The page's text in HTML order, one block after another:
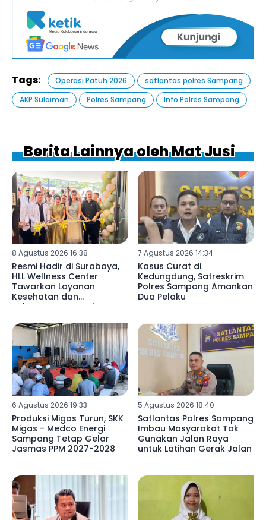
Tags: Operasi Patuh 2026
satlantas polres Sampang
AKP Sulaiman
Polres Sampang Info Polres Sampang
Berita Lainnya oleh Mat Jusi
8 Agustus 2026 16:38
Resmi Hadir di Surabaya,
HLL Wellness Center
Tawarkan Layanan
Kesehatan dan
Kebugaran Terpadu
7 Agustus 2026 14:34
Kasus Curat di
Kedungdung, Satreskrim
Polres Sampang Amankan
Dua Pelaku
6 Agustus 2026 19:33
Produksi Migas Turun, SKK
Migas - Medco Energi
Sampang Tetap Gelar
Jasmas PPM 2027-2028
5 Agustus 2026 18:40
Satlantas Polres Sampang
Imbau Masyarakat Tak
Gunakan Jalan Raya
untuk Latihan Gerak Jalan